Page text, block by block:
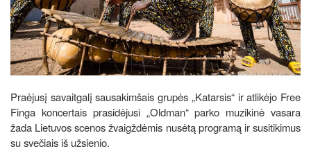
Praėjusį savaitgalį sausakimšais grupės „Katarsis“ ir atlikėjo Free
Finga koncertais prasidėjusi „Oldman“ parko muzikinė vasara
žada Lietuvos scenos žvaigždėmis nusėtą programą ir susitikimus
su svečiais iš užsienio.